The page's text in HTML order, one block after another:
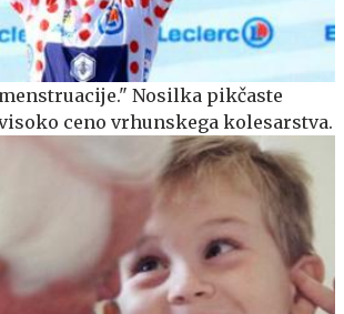
Nosilka pikčaste
ceno vrhunskega kolesarstva.